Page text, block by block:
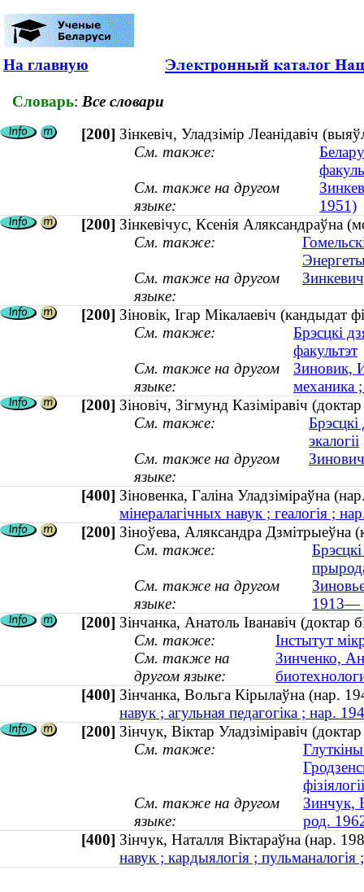
На главную
Словарь: Все словари
[200] Зінкевіч, Уладзімір Леанідавіч
См. также:
См. также на другом
языке:
1951)
[200] Зінкевічус, Ксенія Аляксандраўна
См. также:
См. также на другом
языке:
[200] Зіновік, Ігар Мікалаевіч (кандыдат
См. также:
Брэсцкі
факультэт
См. также на другом
языке:
Зиновик,
механика
[200] Зіновіч, Зігмунд Казіміравіч
См. также:
экалогіі
См. также на другом
языке:
[400] Зіновенка, Галіна Уладзіміраўна
мінералагічных навук ; геалогія ;
[200] Зіноўева, Аляксандра Дзмітрыеўна
См. также:
См. также на другом
языке:
1913—
[200] Зінчанка, Анатоль Іванавіч (доктар
См. также:
Інстытут
См. также на
другом языке:
Зинченко,
[400] Зінчанка, Вольга Кірылаўна (нар.
навук ; агульная педагогіка ; нар.
[200] Зінчук, Віктар Уладзіміравіч
См. также:
фізіялогіі
См. также на другом
языке:
Зинчук,
род.
[400] Зінчук, Наталля Віктараўна (нар.
навук ; кардыялогія ;